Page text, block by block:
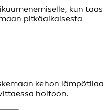
kun taas
pitkäaikaisesta
kehon lämpötilaa
hoitoon.